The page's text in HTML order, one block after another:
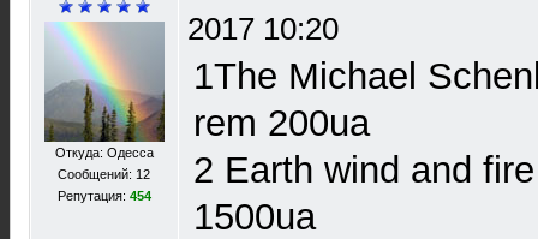
Откуда: Одесса
Сообщений: 12
Репутация: 454
2017 10:20
1The Michael
rem 200ua
2 Earth wind and
1500ua